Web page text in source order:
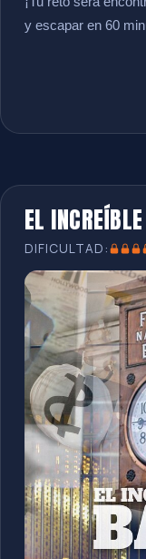
y escapar en 60
EL
DIFICULTAD: